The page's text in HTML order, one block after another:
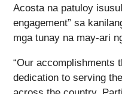
Acosta na patuloy
engagement” sa
mga tunay na may-ari
“Our accomplishments
dedication to serving